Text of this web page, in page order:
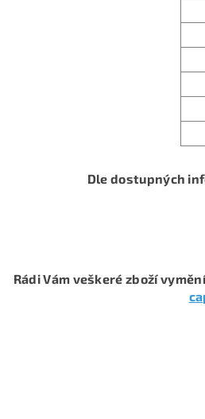
Dle dostupných
Rádi Vám veškeré zboží